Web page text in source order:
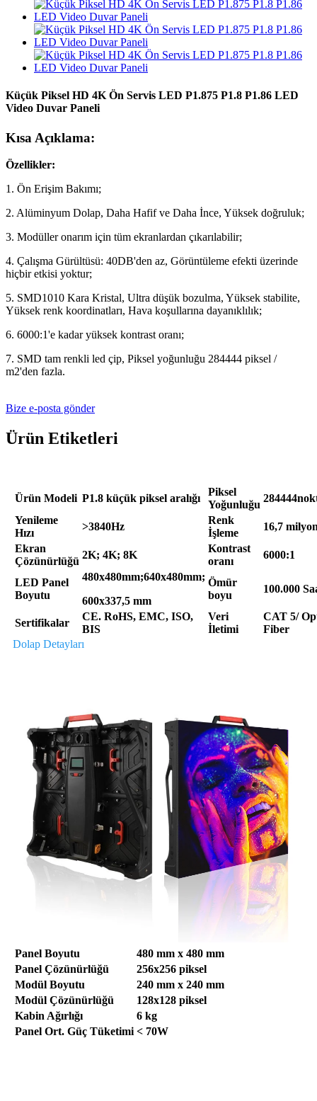
Küçük Piksel HD 4K Ön Servis LED P1.875 P1.8 P1.86 LED
Video Duvar Paneli
Kısa Açıklama:
Özellikler:
1. Ön Erişim Bakımı;
2. Alüminyum Dolap, Daha Hafif ve Daha İnce, Yüksek doğruluk;
3. Modüller onarım için tüm ekranlardan çıkarılabilir;
4. Çalışma Gürültüsü: 40DB'den az, Görüntüleme efekti üzerinde
hiçbir etkisi yoktur;
5. SMD1010 Kara Kristal, Ultra düşük bozulma, Yüksek stabilite,
Yüksek renk koordinatları, Hava koşullarına dayanıklılık;
6. 6000:1'e kadar yüksek kontrast oranı;
7. SMD tam renkli led çip, Piksel yoğunluğu 284444 piksel /
m2'den fazla.
Bize e-posta gönder
Ürün Etiketleri
Ürün Modeli P1.8 küçük piksel aralığı
Piksel
Yoğunluğu
Yenileme
Hızı
>3840Hz
Renk
İşleme
16,7
Ekran
Çözünürlüğü
2K; 4K; 8K
Kontrast
oranı
6000:1
LED Panel
Boyutu
480x480mm;640x480mm;
600x337,5 mm
Ömür
boyu
100.000
Sertifikalar
CE. RoHS, EMC, ISO,
BIS
Veri
İletimi
CAT 5/
Fiber
Dolap Detayları
Panel Boyutu
480 mm x 480 mm
Panel Çözünürlüğü
256x256 piksel
Modül Boyutu
240 mm x 240 mm
Modül Çözünürlüğü
128x128 piksel
Kabin Ağırlığı
6 kg
Panel Ort. Güç Tüketimi < 70W